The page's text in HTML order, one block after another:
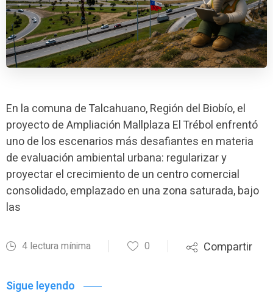
En la comuna de Talcahuano, Región del Biobío, el
proyecto de Ampliación Mallplaza El Trébol enfrentó
uno de los escenarios más desafiantes en materia
de evaluación ambiental urbana: regularizar y
proyectar el crecimiento de un centro comercial
consolidado, emplazado en una zona saturada, bajo
las
4 lectura mínima 0 Compartir
Sigue leyendo